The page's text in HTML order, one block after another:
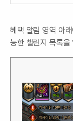
혜택 알림 영역 아
능한 챌린지 목록을